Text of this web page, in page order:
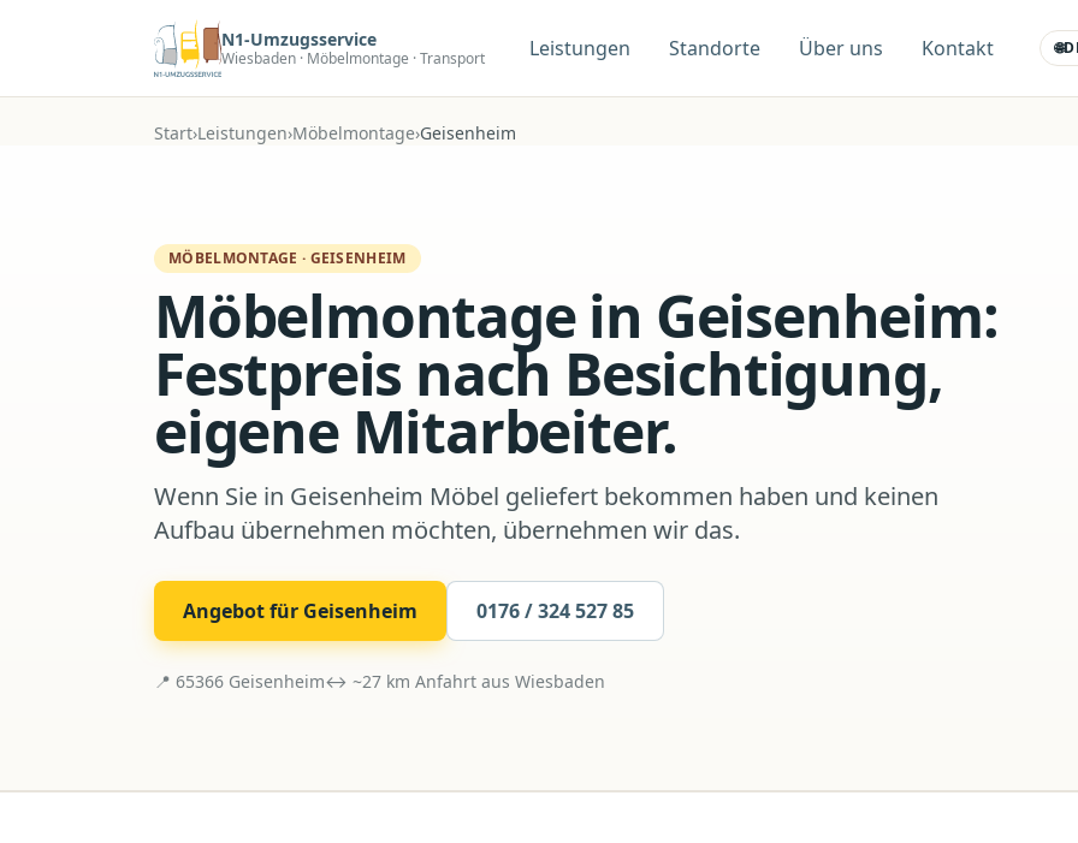
N1-Umzugsservice
Wiesbaden · Möbelmontage · Transport Leistungen Standorte Über uns Kontakt 🌐
Start›Leistungen›Möbelmontage›Geisenheim
MÖBELMONTAGE · GEISENHEIM
Möbelmontage in Geisenheim:
Festpreis nach Besichtigung,
eigene Mitarbeiter.
Wenn Sie in Geisenheim Möbel geliefert bekommen haben und keinen
Aufbau übernehmen möchten, übernehmen wir das.
Angebot für Geisenheim 0176 / 324 527 85
📍 65366 Geisenheim↔ ~27 km Anfahrt aus Wiesbaden